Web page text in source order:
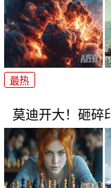
最热
莫迪开大！砸碎